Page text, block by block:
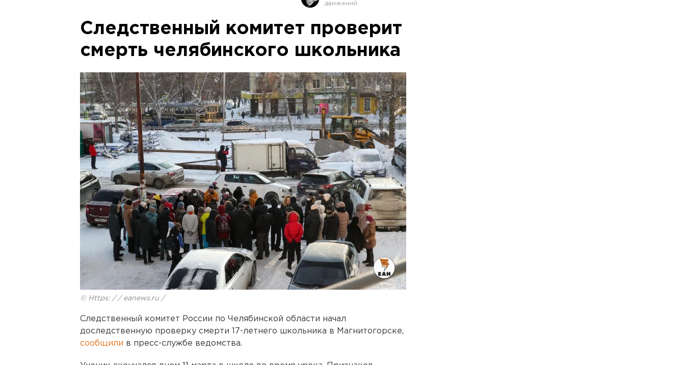
Следственный комитет проверит
смерть челябинского школьника
© Https: / / eanews.ru /
Следственный комитет России по Челябинской области начал
доследственную проверку смерти 17-летнего школьника в Магнитогорске,
сообщили в пресс-службе ведомства.